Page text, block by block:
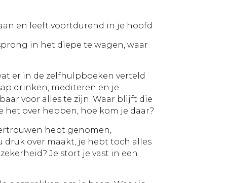
en leeft voortdurend in je hoofd
in het diepe te wagen, waar
er in de zelfhulpboeken verteld
drinken, mediteren en je
voor alles te zijn. Waar blijft die
het over hebben, hoe kom je daar?
hebt genomen,
over maakt, je hebt toch alles
Je stort je vast in een